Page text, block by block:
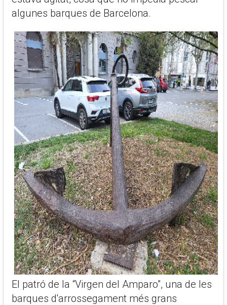
algunes barques de Barcelona.
El patró de la “Virgen del Amparo”, una de les
barques d'arrossegament més grans